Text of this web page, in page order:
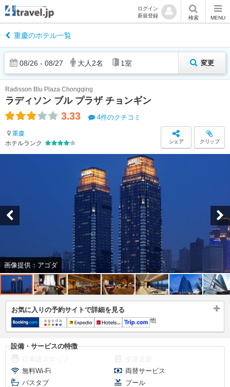
ログイン
新規登録
検索 MENU
重慶のホテル一覧
08/26 - 08/27 大人 2名 1室 変更
ラディソン ブル プラザ チョンギン
Radisson Blu Plaza Chongqing
3.33 4件のクチコミ
重慶
ホテルランク
シェア クリップ
画像提供：アゴダ
お気に入りの予約サイトで詳細を見る
他
設備・サービスの特徴
無料Wi-Fi
両替サービス
バスタブ
プール